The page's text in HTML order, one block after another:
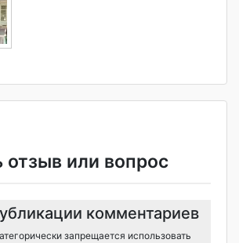
отзыв или вопрос
комментариев
запрещается использовать